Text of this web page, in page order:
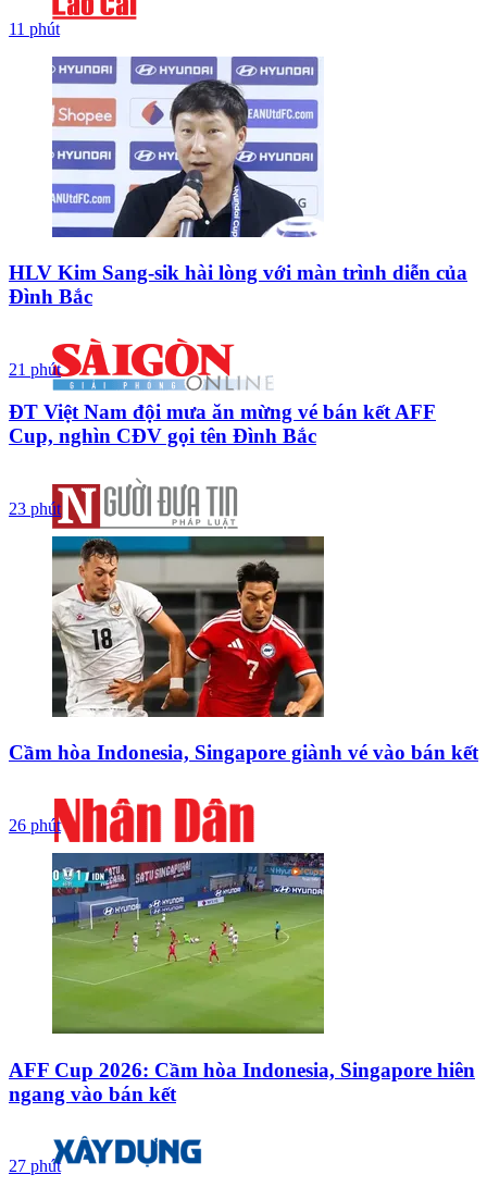
11 phút
HLV Kim Sang-sik hài lòng với màn trình diễn của
Đình Bắc
21 phút
ĐT Việt Nam đội mưa ăn mừng vé bán kết AFF
Cup, nghìn CĐV gọi tên Đình Bắc
23 phút
Cầm hòa Indonesia, Singapore giành vé vào bán kết
26 phút
AFF Cup 2026: Cầm hòa Indonesia, Singapore hiên
ngang vào bán kết
27 phút